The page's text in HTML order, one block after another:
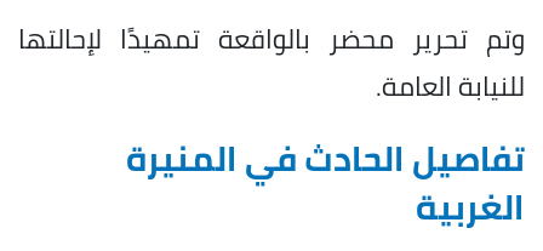
وتم تحرير محضر بالواقعة تمهيدًا لإحالتها
للنيابة العامة.
تفاصيل الحادث في المنيرة
الغربية